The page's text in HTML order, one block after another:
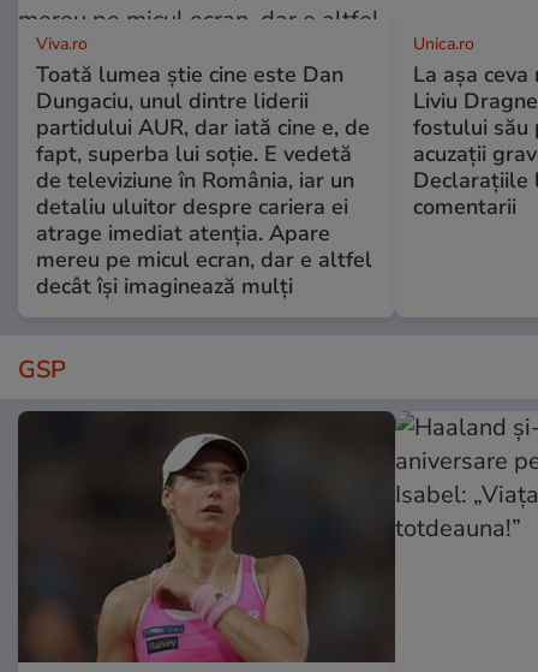
Viva.ro
Toată lumea știe cine este Dan
Dungaciu, unul dintre liderii
partidului AUR, dar iată cine e, de
fapt, superba lui soție. E vedetă
de televiziune în România, iar un
detaliu uluitor despre cariera ei
atrage imediat atenția. Apare
mereu pe micul ecran, dar e altfel
decât își imaginează mulți
Unica.ro
La așa
Liviu
fostului său
acuzații
Declarațiile
comentarii
GSP